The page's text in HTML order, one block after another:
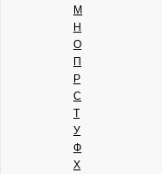
М
Н
О
П
Р
С
Т
У
Ф
Х